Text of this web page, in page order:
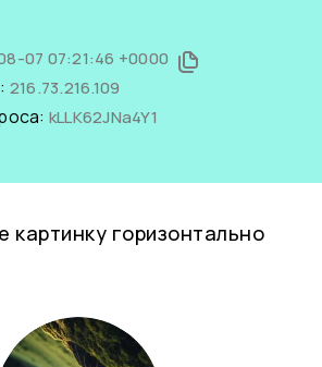
07 07:21:46 +0000
216.73.216.109
kLLK62JNa4Y1
картинку горизонтально